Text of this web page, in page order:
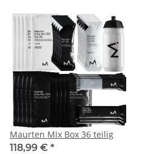
Maurten Mix Box 36 teilig
118,99 € *